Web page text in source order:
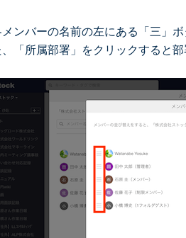
ンバーの名前の左にある「三」ボ
、「所属部署」をクリックすると